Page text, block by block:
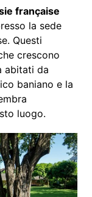
française
la sede
Questi
crescono
abitati da
baniano e la
luogo.